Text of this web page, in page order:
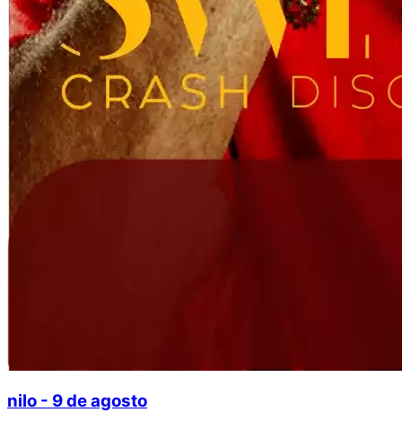
nilo - 9 de agosto